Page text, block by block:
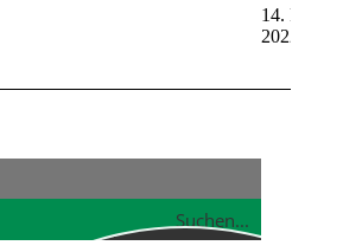
14.
2022
Suchen...